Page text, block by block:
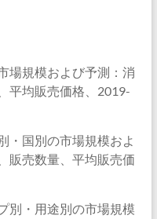
場規模および予測：消
平均販売価格、2019-
・国別の市場規模およ
販売数量、平均販売価
別・用途別の市場規模